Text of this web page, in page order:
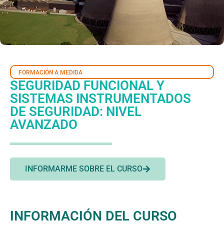
FORMACIÓN A MEDIDA
SEGURIDAD FUNCIONAL Y
SISTEMAS INSTRUMENTADOS
DE SEGURIDAD: NIVEL
AVANZADO
INFORMARME SOBRE EL CURSO
INFORMACIÓN DEL CURSO